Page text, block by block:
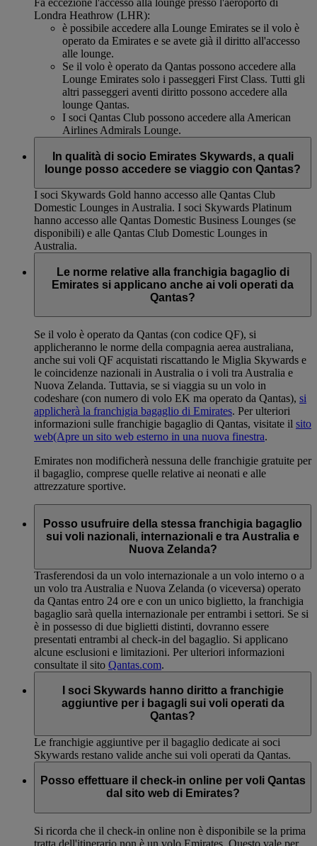
Fa eccezione l'accesso alla lounge presso l'aeroporto di
Londra Heathrow (LHR):
è possibile accedere alla Lounge Emirates se il volo è
operato da Emirates e se avete già il diritto all'accesso
alle lounge.
Se il volo è operato da Qantas possono accedere alla
Lounge Emirates solo i passeggeri First Class. Tutti gli
altri passeggeri aventi diritto possono accedere alla
lounge Qantas.
I soci Qantas Club possono accedere alla American
Airlines Admirals Lounge.
In qualità di socio Emirates Skywards, a quali
lounge posso accedere se viaggio con Qantas?
I soci Skywards Gold hanno accesso alle Qantas Club
Domestic Lounges in Australia. I soci Skywards Platinum
hanno accesso alle Qantas Domestic Business Lounges (se
disponibili) e alle Qantas Club Domestic Lounges in
Australia.
Le norme relative alla franchigia bagaglio di
Emirates si applicano anche ai voli operati da
Qantas?
Se il volo è operato da Qantas (con codice QF), si
applicheranno le norme della compagnia aerea australiana,
anche sui voli QF acquistati riscattando le Miglia Skywards e
le coincidenze nazionali in Australia o i voli tra Australia e
Nuova Zelanda. Tuttavia, se si viaggia su un volo in
codeshare (con numero di volo EK ma operato da Qantas), si
applicherà la franchigia bagaglio di Emirates. Per ulteriori
informazioni sulle franchigie bagaglio di Qantas, visitate il sito
web(Apre un sito web esterno in una nuova finestra.
Emirates non modificherà nessuna delle franchigie gratuite per
il bagaglio, comprese quelle relative ai neonati e alle
attrezzature sportive.
Posso usufruire della stessa franchigia bagaglio
sui voli nazionali, internazionali e tra Australia e
Nuova Zelanda?
Trasferendosi da un volo internazionale a un volo interno o a
un volo tra Australia e Nuova Zelanda (o viceversa) operato
da Qantas entro 24 ore e con un unico biglietto, la franchigia
bagaglio sarà quella internazionale per entrambi i settori. Se si
è in possesso di due biglietti distinti, dovranno essere
presentati entrambi al check-in del bagaglio. Si applicano
alcune esclusioni e limitazioni. Per ulteriori informazioni
consultate il sito Qantas.com.
I soci Skywards hanno diritto a franchigie
aggiuntive per i bagagli sui voli operati da
Qantas?
Le franchigie aggiuntive per il bagaglio dedicate ai soci
Skywards restano valide anche sui voli operati da Qantas.
Posso effettuare il check-in online per voli Qantas
dal sito web di Emirates?
Si ricorda che il check-in online non è disponibile se la prima
tratta dell'itinerario non è un volo Emirates. Questo vale per